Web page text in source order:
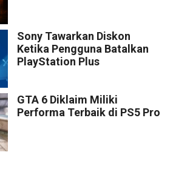
Sony Tawarkan Diskon
Ketika Pengguna Batalkan
PlayStation Plus
GTA 6 Diklaim Miliki
Performa Terbaik di PS5 Pro